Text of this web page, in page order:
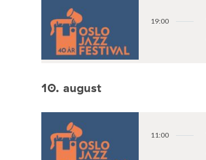
19:00
10. august
11:00